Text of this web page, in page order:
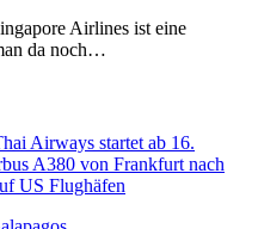
Airlines ist eine
da noch…
Airways startet ab 16.
A380 von Frankfurt nach
US Flughäfen